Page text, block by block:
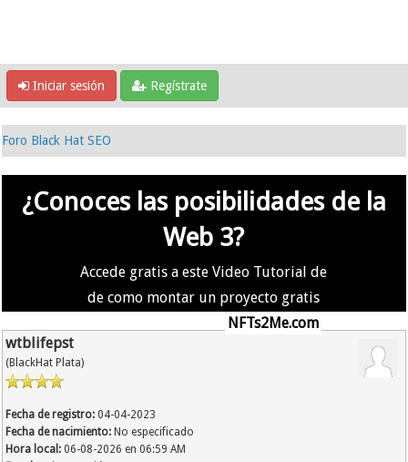
Iniciar sesión Regístrate
Foro Black Hat SEO
¿Conoces las posibilidades de la
Web 3?
Accede gratis a este Video Tutorial de
de como montar un proyecto gratis
NFTs2Me.com
wtblifepst
(BlackHat Plata)
Fecha de registro: 04-04-2023
Fecha de nacimiento: No especificado
Hora local: 06-08-2026 en 06:59 AM